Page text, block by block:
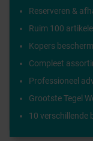
Reserveren &
Ruim 100
Kopers
Compleet
Professioneel
Grootste Tegel
10 verschillende